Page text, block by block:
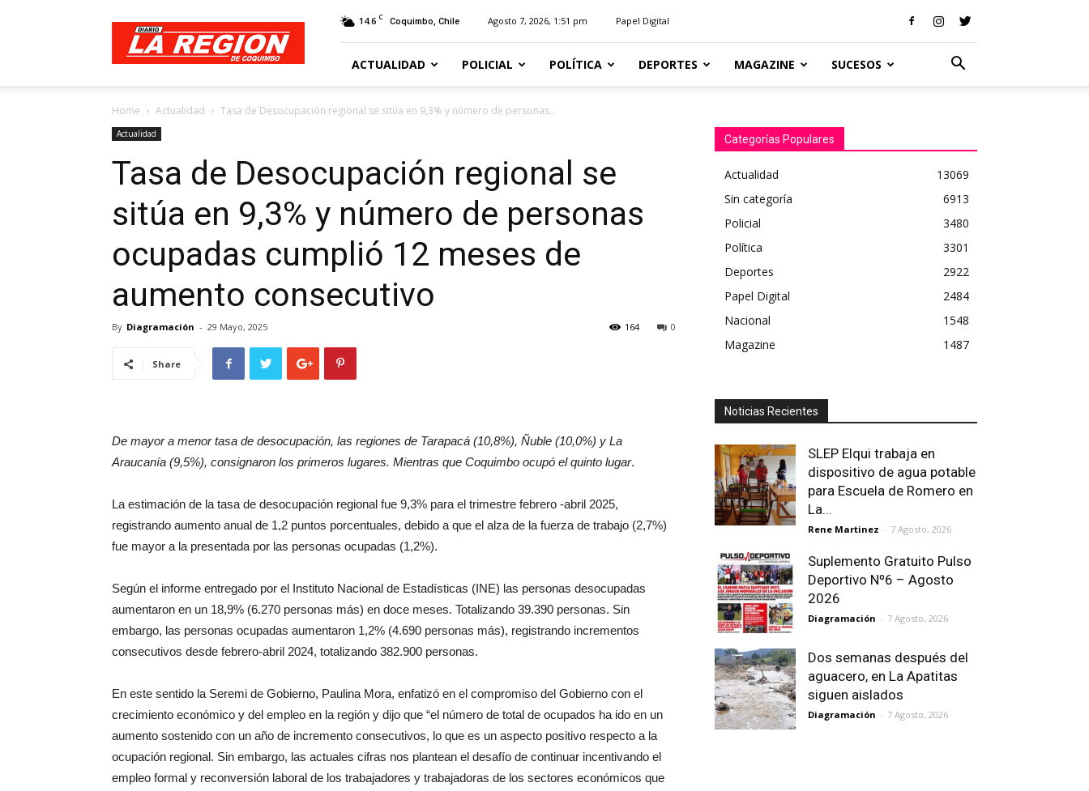
Diario
Región
14.6 C Coquimbo, Chile Agosto 7, 2026, 1:51 pm Papel Digital
ACTUALIDAD POLICIAL POLÍTICA DEPORTES MAGAZINE SUCESOS
Home Actualidad Tasa de Desocupación regional se sitúa en 9,3% y número de personas...
Actualidad
Tasa de Desocupación regional se
sitúa en 9,3% y número de personas
ocupadas cumplió 12 meses de
aumento consecutivo
By Diagramación - 29 Mayo, 2025 0
164
Share
De mayor a menor tasa de desocupación, las regiones de Tarapacá (10,8%), Ñuble (10,0%) y La
Araucanía (9,5%), consignaron los primeros lugares. Mientras que Coquimbo ocupó el quinto lugar.
La estimación de la tasa de desocupación regional fue 9,3% para el trimestre febrero -abril 2025,
registrando aumento anual de 1,2 puntos porcentuales, debido a que el alza de la fuerza de trabajo (2,7%)
fue mayor a la presentada por las personas ocupadas (1,2%).
Según el informe entregado por el Instituto Nacional de Estadísticas (INE) las personas desocupadas
aumentaron en un 18,9% (6.270 personas más) en doce meses. Totalizando 39.390 personas. Sin
embargo, las personas ocupadas aumentaron 1,2% (4.690 personas más), registrando incrementos
consecutivos desde febrero-abril 2024, totalizando 382.900 personas.
En este sentido la Seremi de Gobierno, Paulina Mora, enfatizó en el compromiso del Gobierno con el
crecimiento económico y del empleo en la región y dijo que “el número de total de ocupados ha ido en un
aumento sostenido con un año de incremento consecutivos, lo que es un aspecto positivo respecto a la
ocupación regional. Sin embargo, las actuales cifras nos plantean el desafío de continuar incentivando el
empleo formal y reconversión laboral de los trabajadores y trabajadoras de los sectores económicos que
Categorías Populares
Actualidad
13069
Sin categoría
6913
Policial
3480
Política
3301
Deportes
2922
Papel Digital
2484
Nacional
1548
Magazine
1487
Noticias Recientes
SLEP Elqui trabaja en
dispositivo de agua potable
para Escuela de Romero en
La...
Rene Martinez - 7 Agosto, 2026
Suplemento Gratuito Pulso
Deportivo Nº6 – Agosto
2026
Diagramación - 7 Agosto, 2026
Dos semanas después del
aguacero, en La Apatitas
siguen aislados
Diagramación - 7 Agosto, 2026